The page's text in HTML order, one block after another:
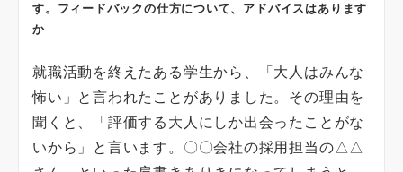
す。フィードバックの仕方について、アドバイスはあります
か
就職活動を終えたある学生から、「大人はみんな
怖い」と言われたことがありました。その理由を
聞くと、「評価する大人にしか出会ったことがな
いから」と言います。〇〇会社の採用担当の△△